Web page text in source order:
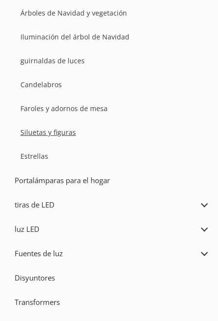
Árboles de Navidad y vegetación
Iluminación del árbol de Navidad
guirnaldas de luces
Candelabros
Faroles y adornos de mesa
Siluetas y figuras
Estrellas
Portalámparas para el hogar
tiras de LED
LED
luz LED
Fuentes de luz
Disyuntores
Transformers